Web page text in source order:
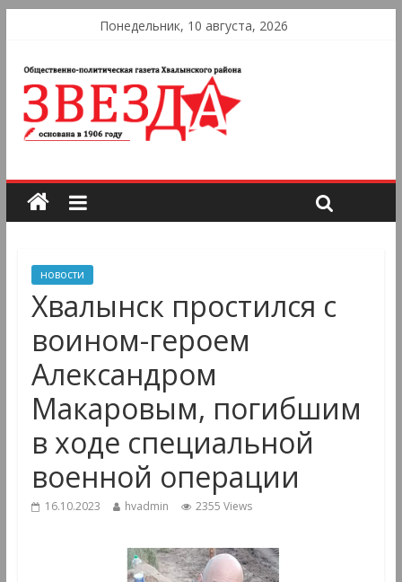
Понедельник, 10 августа, 2026
новости
Хвалынск простился с
воином-героем
Александром
Макаровым, погибшим
в ходе специальной
военной операции
16.10.2023 hvadmin 2355 Views